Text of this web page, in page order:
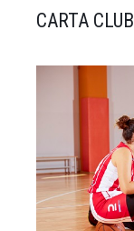
CARTA CLUB